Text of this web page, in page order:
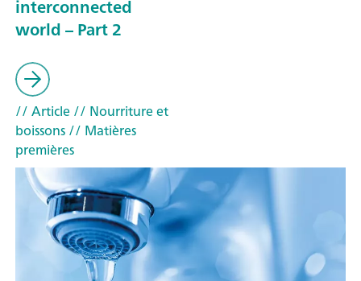
interconnected
world – Part 2
// Article// Nourriture et
boissons// Matières
premières